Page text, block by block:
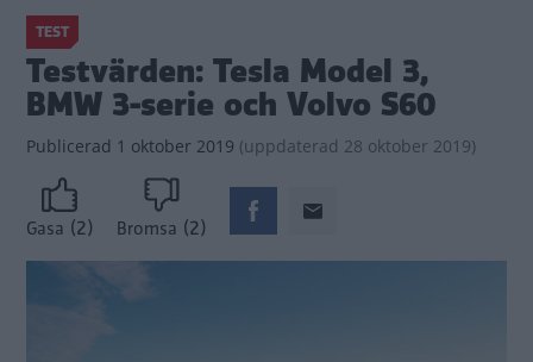
TEST
Testvärden: Tesla Model 3,
BMW 3-serie och Volvo S60
Publicerad 1 oktober 2019 (uppdaterad 28 oktober 2019)
Gasa (2) Bromsa (2)